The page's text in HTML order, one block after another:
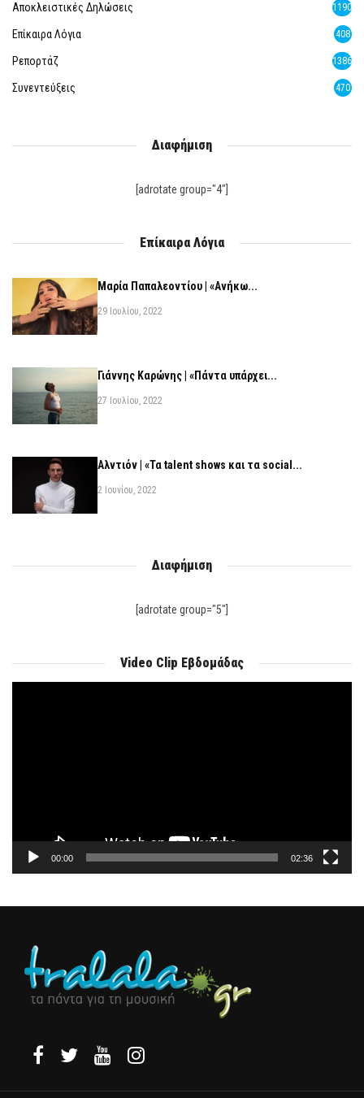
Αποκλειστικές Δηλώσεις 1190
Επίκαιρα Λόγια 408
Ρεπορτάζ 1386
Συνεντεύξεις 470
Διαφήμιση
[adrotate group="4"]
Επίκαιρα Λόγια
Μαρία Παπαλεοντίου | «Ανήκω...
29 Ιουλίου, 2022
Γιάννης Καρώνης | «Πάντα υπάρχει...
27 Ιουλίου, 2022
Αλντιόν | «Τα talent shows και τα social...
2 Ιουνίου, 2022
Διαφήμιση
[adrotate group="5"]
Video Clip Εβδομάδας
00:00 02:36